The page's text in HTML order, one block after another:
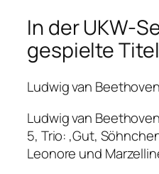
In der UKW-
gespielte Titel
Ludwig van
Ludwig van
5, Trio: ‚Gut,
Leonore und